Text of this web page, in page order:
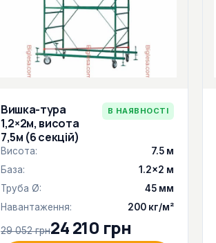
Вишка-тура
1,2×2м, висота
7,5м (6 секцій)
В НАЯВНОСТІ
Висота:
7.5 м
База:
1.2×2 м
Труба Ø:
45 мм
Навантаження:
200 кг/м²
29 052 грн24 210 грн